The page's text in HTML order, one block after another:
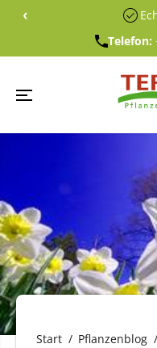
EN SIE ZU
‹
Telefon:
Start Pflanzenblog